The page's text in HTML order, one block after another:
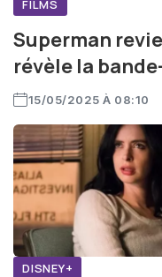
FILMS
Superman
révèle la
15/05/2025 À 08:10
DISNEY+